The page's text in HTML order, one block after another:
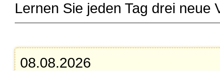
Lernen Sie jeden Tag drei neue
08.08.2026